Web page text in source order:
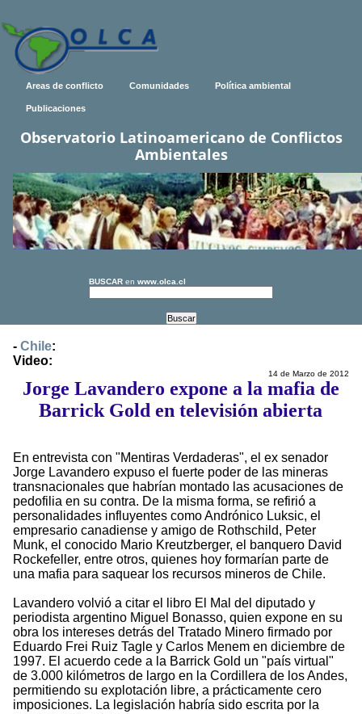
Areas de conflicto Comunidades Política ambiental
Publicaciones
Observatorio Latinoamericano de Conflictos
Ambientales
BUSCAR en www.olca.cl
- Chile:
Video:
14 de Marzo de 2012
Jorge Lavandero expone a la mafia de
Barrick Gold en televisión abierta
En entrevista con "Mentiras Verdaderas", el ex senador
Jorge Lavandero expuso el fuerte poder de las mineras
transnacionales que habrían montado las acusaciones de
pedofilia en su contra. De la misma forma, se refirió a
personalidades influyentes como Andrónico Luksic, el
empresario canadiense y amigo de Rothschild, Peter
Munk, el conocido Mario Kreutzberger, el banquero David
Rockefeller, entre otros, quienes hoy formarían parte de
una mafia para saquear los recursos mineros de Chile.
Lavandero volvió a citar el libro El Mal del diputado y
periodista argentino Miguel Bonasso, quien expone en su
obra los intereses detrás del Tratado Minero firmado por
Eduardo Frei Ruiz Tagle y Carlos Menem en diciembre de
1997. El acuerdo cede a la Barrick Gold un "país virtual"
de 3.000 kilómetros de largo en la Cordillera de los Andes,
permitiendo su explotación libre, a prácticamente cero
imposiciones. La legislación habría sido escrita por la